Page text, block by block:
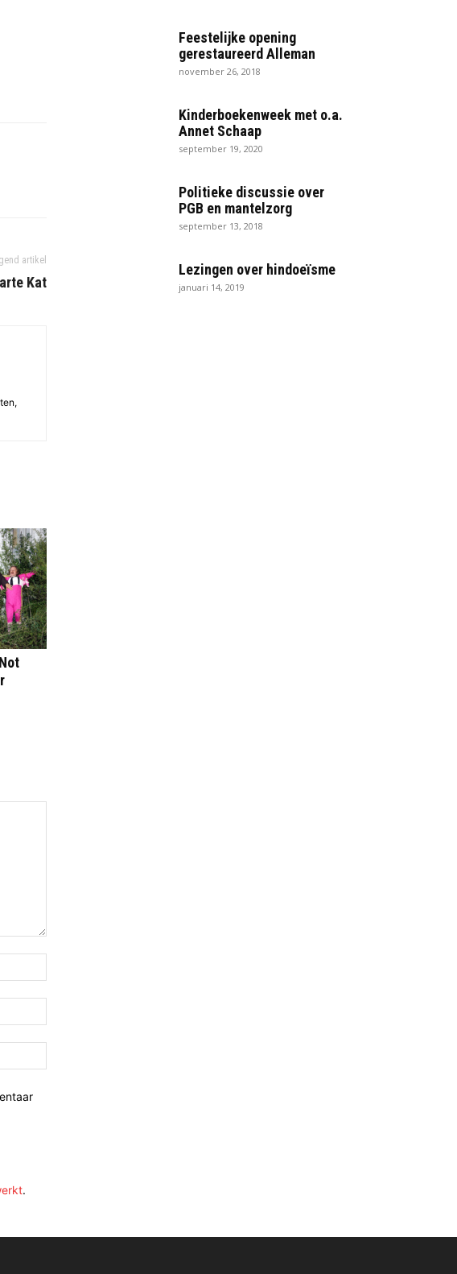
artikel
Kat
.
Feestelijke opening
gerestaureerd Alleman
november 26, 2018
Kinderboekenweek met o.a.
Annet Schaap
september 19, 2020
Politieke discussie over
PGB en mantelzorg
september 13, 2018
Lezingen over hindoeïsme
januari 14, 2019